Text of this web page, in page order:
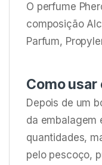
O perfume
composição
Parfum,
Como usar
Depois de um
da embalagem
quantidades,
pelo pescoço,